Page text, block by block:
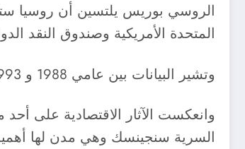
الروسي بوريس يلتسين أن روسيا
المتحدة الأمريكية وصندوق النقد
وتشير البيانات بين عامي 1988 و 1993 انخفض إنتاج الأسلحة في روسيا بنسبة 50٪ على الأقل لكل نظام أسلحة رئيسي تقريبًا.
وانعكست الآثار الاقتصادية على
السرية سنجينسك وهي مدن لها أهمية